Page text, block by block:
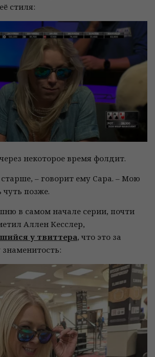
стиля:
некоторое время фолдит.
– говорит ему Сара. – Мою
позже.
в самом начале серии, почти
Аллен Кесслер,
у твиттера, что это за
знаменитость: